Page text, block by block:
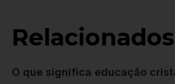
Relacionados
O que significa educação